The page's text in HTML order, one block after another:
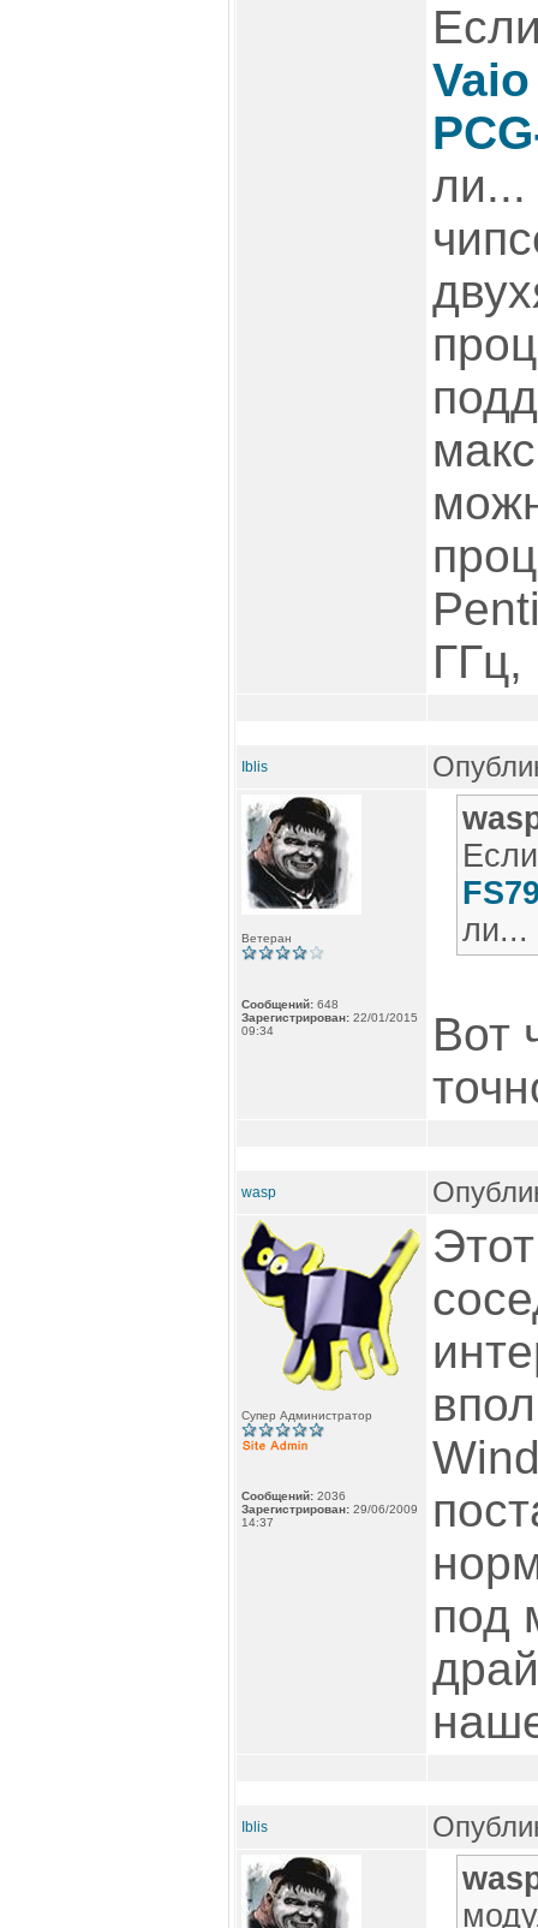
ли...
ГГц,
Iblis
Ветеран
Сообщений: 648
Зарегистрирован: 22/01/2015
09:34
ли...
Вот
wasp
Супер Администратор
Сообщений: 2036
Зарегистрирован: 29/06/2009
14:37
под
Iblis